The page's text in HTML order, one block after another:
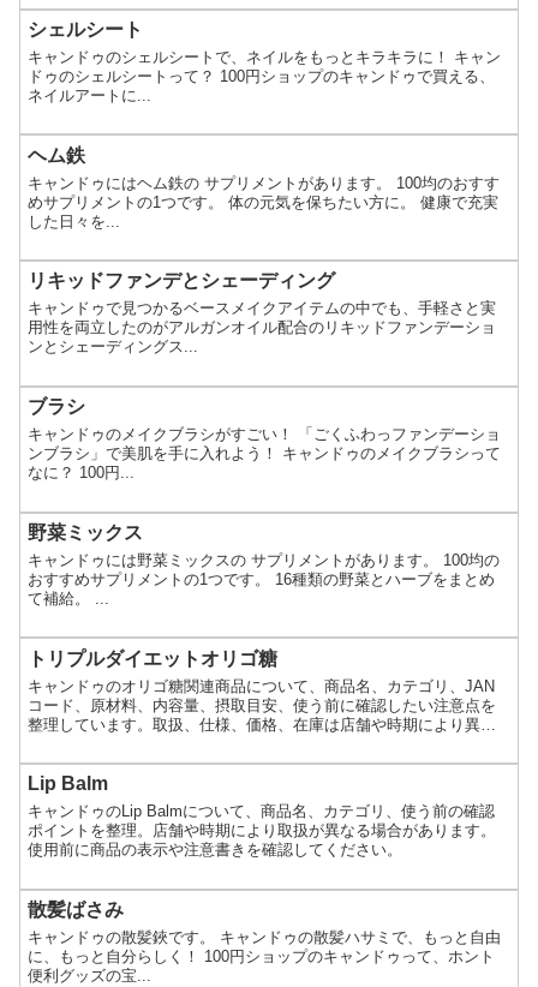
シェルシート
キャンドゥのシェルシートで、ネイルをもっとキラキラに！ キャン
ドゥのシェルシートって？ 100円ショップのキャンドゥで買える、
ネイルアートに...
ヘム鉄
キャンドゥにはヘム鉄の サプリメントがあります。 100均のおすす
めサプリメントの1つです。 体の元気を保ちたい方に。 健康で充実
した日々を...
リキッドファンデとシェーディング
キャンドゥで見つかるベースメイクアイテムの中でも、手軽さと実
用性を両立したのがアルガンオイル配合のリキッドファンデーショ
ンとシェーディングス...
ブラシ
キャンドゥのメイクブラシがすごい！ 「ごくふわっファンデーショ
ンブラシ」で美肌を手に入れよう！ キャンドゥのメイクブラシって
なに？ 100円...
野菜ミックス
キャンドゥには野菜ミックスの サプリメントがあります。 100均の
おすすめサプリメントの1つです。 16種類の野菜とハーブをまとめ
て補給。 ...
トリプルダイエットオリゴ糖
キャンドゥのオリゴ糖関連商品について、商品名、カテゴリ、JAN
コード、原材料、内容量、摂取目安、使う前に確認したい注意点を
整理しています。取扱、仕様、価格、在庫は店舗や時期により異な
Lip Balm
キャンドゥのLip Balmについて、商品名、カテゴリ、使う前の確認
ポイントを整理。店舗や時期により取扱が異なる場合があります。
使用前に商品の表示や注意書きを確認してください。
散髪ばさみ
キャンドゥの散髪鋏です。 キャンドゥの散髪ハサミで、もっと自由
に、もっと自分らしく！ 100円ショップのキャンドゥって、ホント
便利グッズの宝...